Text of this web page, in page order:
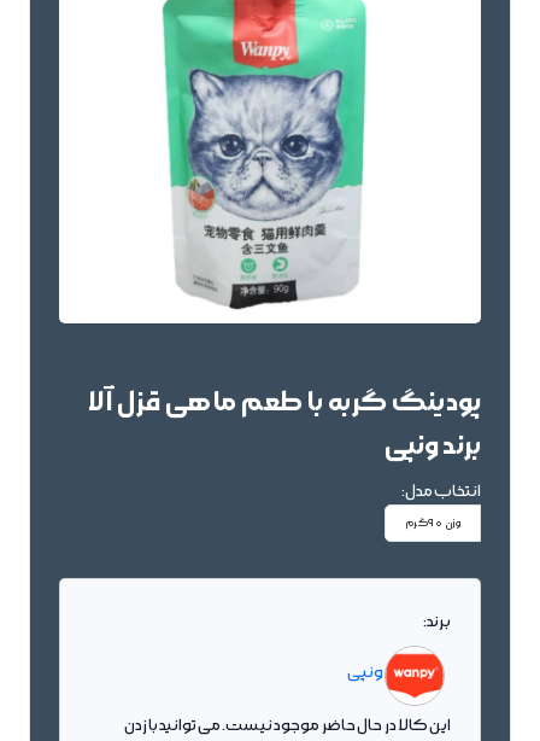
پودینگ گربه با طعم ماهی قزل آلا
برند ونپی
انتخاب مدل:
وزن 90گرم
برند:
ونپی
این کالا در حال حاضر موجود نیست. می توانید با زدن